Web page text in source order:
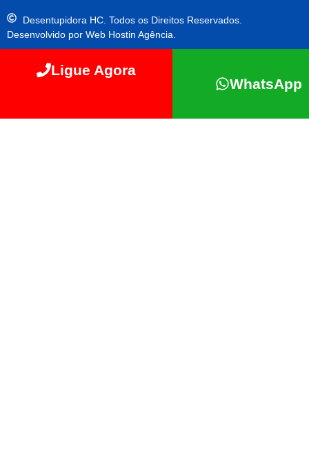
Desentupidora HC. Todos os Direitos Reservados.
Desenvolvido por Web Hostin Agência.
Ligue Agora
WhatsApp